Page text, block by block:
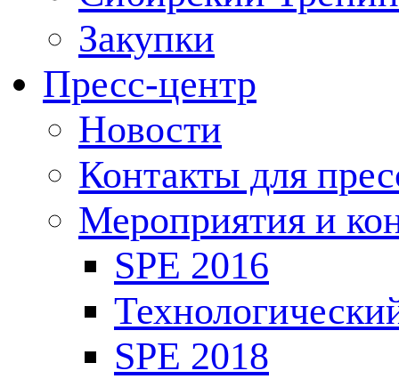
Закупки
Пресс-центр
Новости
Контакты для
Мероприятия и
SPE 2016
SPE 2018